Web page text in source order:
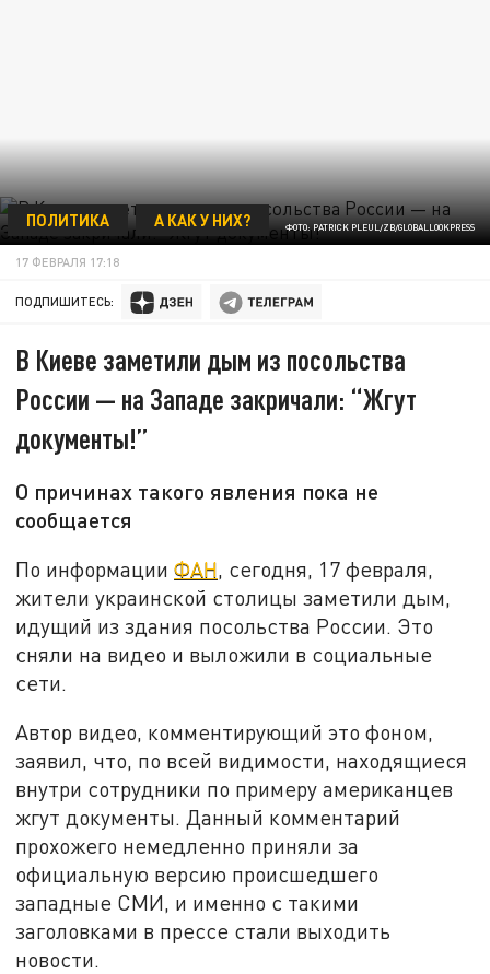
ФОТО: PATRICK PLEUL/ZB/GLOBALLOOKPRESS
ПОЛИТИКА А КАК У НИХ?
17 ФЕВРАЛЯ 17:18
ПОДПИШИТЕСЬ:
В Киеве заметили дым из посольства
России — на Западе закричали: “Жгут
документы!”
О причинах такого явления пока не
сообщается
По информацииФАН, сегодня, 17 февраля,
жители украинской столицы заметили дым,
идущий из здания посольства России. Это
сняли на видео и выложили в социальные
сети.
Автор видео, комментирующий это фоном,
заявил, что, по всей видимости, находящиеся
внутри сотрудники по примеру американцев
жгут документы. Данный комментарий
прохожего немедленно приняли за
официальную версию происшедшего
западные СМИ, и именно с такими
заголовками в прессе стали выходить
новости.